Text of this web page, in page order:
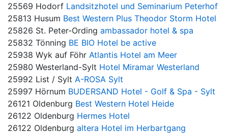
25569 Hodorf Landsitzhotel und Seminarium Peterhof
25813 Husum Best Western Plus Theodor Storm Hotel
25826 St. Peter-Ording ambassador hotel & spa
25832 Tönning BE BIO Hotel be active
25938 Wyk auf Föhr Atlantis Hotel am Meer
25980 Westerland-Sylt Hotel Miramar Westerland
25992 List / Sylt A-ROSA Sylt
25997 Hörnum BUDERSAND Hotel - Golf & Spa - Sylt
26121 Oldenburg Best Western Hotel Heide
26122 Oldenburg Hermes Hotel
26122 Oldenburg altera Hotel im Herbartgang